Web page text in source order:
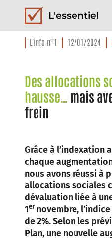
L'essentiel
L'info n°1 12/01/2024
Des allocations
hausse… mais
frein
Grâce à l’indexation
chaque
nous avons réussi à
allocations sociales
dévaluation liée à
1er novembre,
de 2%. Selon les
Plan, une nouvelle